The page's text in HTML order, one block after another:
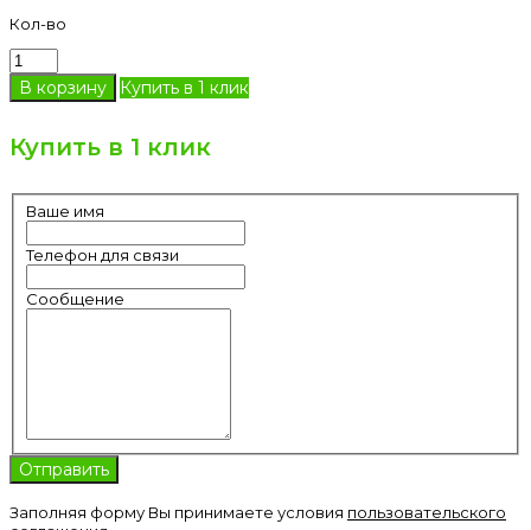
Кол-во
Купить в 1 клик
Купить в 1 клик
Ваше имя
Телефон для связи
Сообщение
Заполняя форму Вы принимаете условия пользовательского